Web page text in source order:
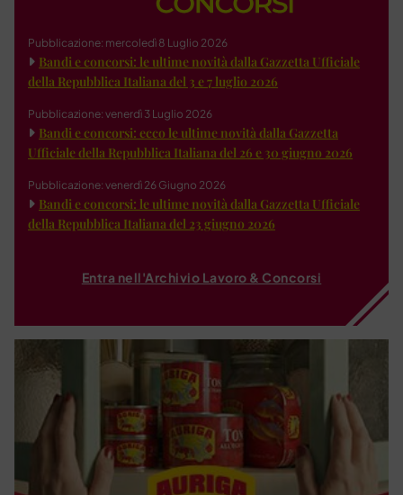
Pubblicazione: mercoledì 8 Luglio 2026
Bandi e concorsi: le ultime novità dalla Gazzetta Ufficiale
della Repubblica Italiana del 3 e 7 luglio 2026
Pubblicazione: venerdì 3 Luglio 2026
Bandi e concorsi: ecco le ultime novità dalla Gazzetta
Ufficiale della Repubblica Italiana del 26 e 30 giugno 2026
Pubblicazione: venerdì 26 Giugno 2026
Bandi e concorsi: le ultime novità dalla Gazzetta Ufficiale
della Repubblica Italiana del 23 giugno 2026
Entra nell'Archivio Lavoro & Concorsi